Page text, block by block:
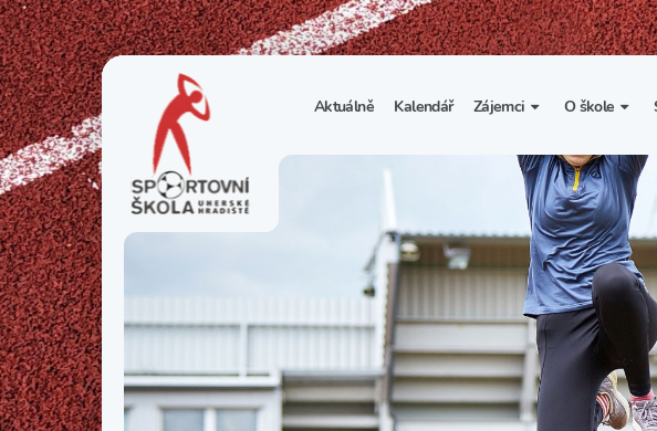
Aktuálně Kalendář Zájemci
1. třída
Sportovní třídy
Nesportovní třídy
O škole
Základní
Organizace
Výuka a
Zájmové
Školní
pracoviště
Školní